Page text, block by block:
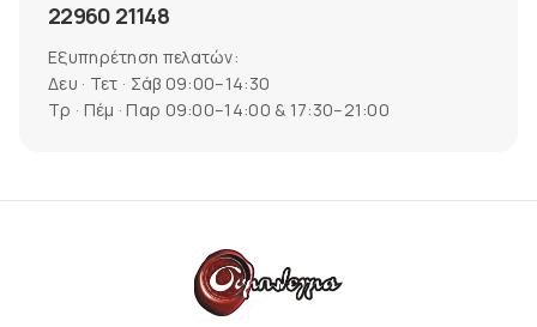
22960 21148
Εξυπηρέτηση πελατών:
Δευ · Τετ · Σάβ 09:00–14:30
Τρ · Πέμ · Παρ 09:00–14:00 & 17:30–21:00